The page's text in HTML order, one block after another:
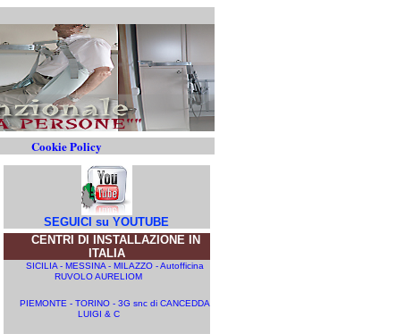
Cookie Policy
SEGUICI su YOUTUBE
CENTRI DI INSTALLAZIONE IN
ITALIA
SICILIA - MESSINA - MILAZZO - Autofficina
RUVOLO AURELIOM
PIEMONTE - TORINO - 3G snc di CANCEDDA
LUIGI & C